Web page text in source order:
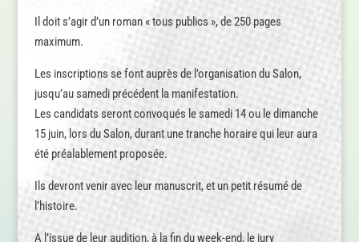
Il doit s’agir d’un roman « tous publics », de 250 pages
maximum.
Les inscriptions se font auprès de l’organisation du Salon,
jusqu’au samedi précédent la manifestation.
Les candidats seront convoqués le samedi 14 ou le dimanche
15 juin, lors du Salon, durant une tranche horaire qui leur aura
été préalablement proposée.
Ils devront venir avec leur manuscrit, et un petit résumé de
l’histoire.
A l’issue de leur audition, à la fin du week-end, le jury